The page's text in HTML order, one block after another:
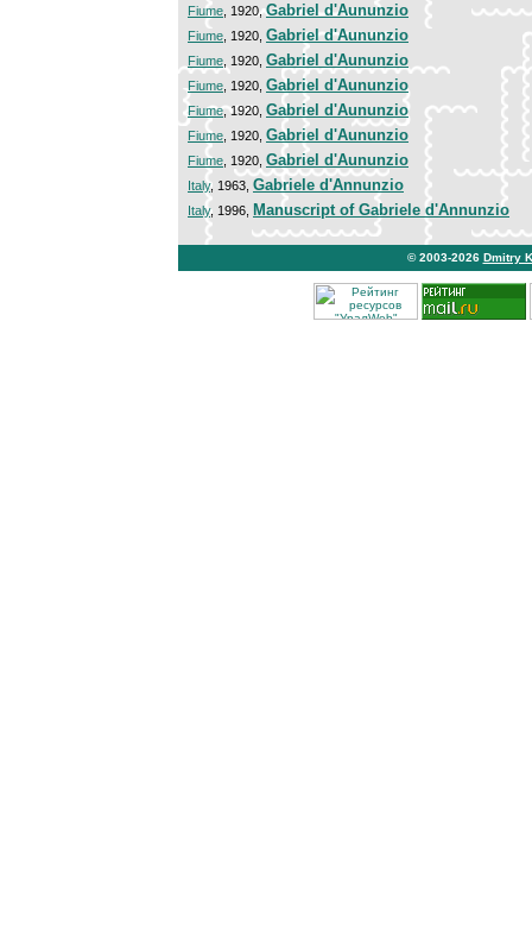
Fiume , 1920,Gabriel d'Aununzio
Fiume , 1920, Gabriel d'Aununzio
Fiume , 1920, Gabriel d'Aununzio
Fiume , 1920, Gabriel d'Aununzio
Fiume, 1920, Gabriel d'Aununzio
Fiume , 1920, Gabriel d'Aununzio
Fiume , 1920, Gabriel d'Aununzio
Italy, 1963, Gabriele d'Annunzio
Italy, 1996, Manuscript of Gabriele d'Annunzio
© 2003-2026 Dmitry